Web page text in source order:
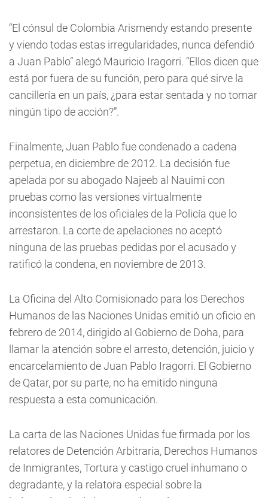
“El cónsul de Colombia Arismendy estando presente
y viendo todas estas irregularidades, nunca defendió
a Juan Pablo” alegó Mauricio Iragorri. “Ellos dicen que
está por fuera de su función, pero para qué sirve la
cancillería en un país, ¿para estar sentada y no tomar
ningún tipo de acción?”.
Finalmente, Juan Pablo fue condenado a cadena
perpetua, en diciembre de 2012. La decisión fue
apelada por su abogado Najeeb al Nauimi con
pruebas como las versiones virtualmente
inconsistentes de los oficiales de la Policía que lo
arrestaron. La corte de apelaciones no aceptó
ninguna de las pruebas pedidas por el acusado y
ratificó la condena, en noviembre de 2013.
La Oficina del Alto Comisionado para los Derechos
Humanos de las Naciones Unidas emitió un oficio en
febrero de 2014, dirigido al Gobierno de Doha, para
llamar la atención sobre el arresto, detención, juicio y
encarcelamiento de Juan Pablo Iragorri. El Gobierno
de Qatar, por su parte, no ha emitido ninguna
respuesta a esta comunicación.
La carta de las Naciones Unidas fue firmada por los
relatores de Detención Arbitraria, Derechos Humanos
de Inmigrantes, Tortura y castigo cruel inhumano o
degradante, y la relatora especial sobre la